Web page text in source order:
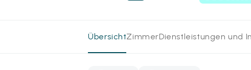
ÜbersichtZimmerDienstleistungen und